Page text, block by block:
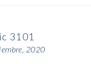
3101
2020